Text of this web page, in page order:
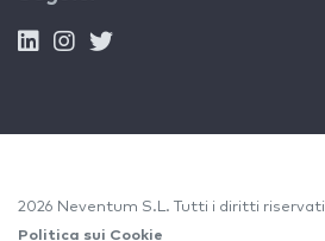
2026 Neventum S.L. Tutti i diritti riservati
Politica sui Cookie